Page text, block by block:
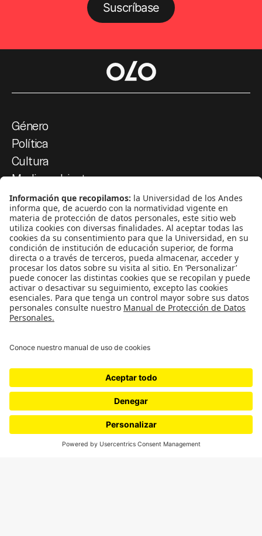
Suscríbase
Género
Política
Cultura
Medio ambiente
Medios y periodismo
Ciudad
Movilización social
¿Quiénes somos?
Podcasts
Ediciones especiales
¿Quieres escribir en 070?